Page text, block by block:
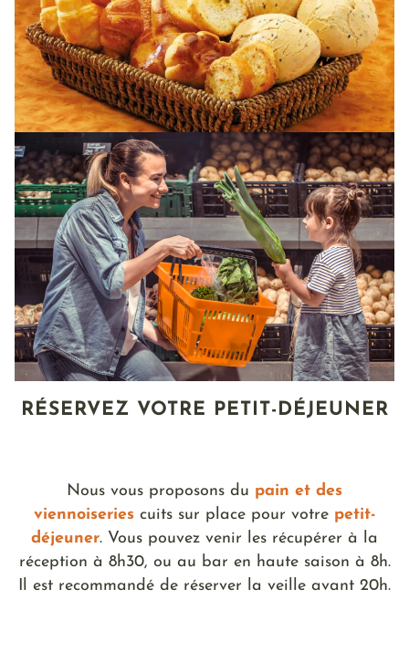
RÉSERVEZ VOTRE PETIT-DÉJEUNER
Nous vous proposons du pain et des
viennoiseriescuits sur place pour votre petit-
déjeuner. Vous pouvez venir les récupérer à la
réception à 8h30, ou au bar en haute saison à 8h.
Il est recommandé de réserver la veille avant 20h.